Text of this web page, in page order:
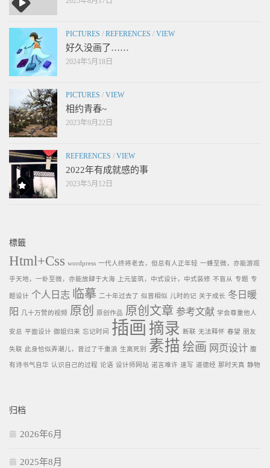
PICTURES / REFERENCES / VIEW
好久没画了……
2024年5月18日
PICTURES / VIEW
相约青春~
2023年9月22日
REFERENCES / VIEW
2022年有成就感的事
2023年5月12日
標籤
Html+Css wordpress 一代人终将老去，但总有人正年轻 一蜂至微，亦能游观
乎天地，一虲至微，亦能放肆于大海 上元鉴筑，中式设计，中式装修 不盲从 专题 专
题设计 个人日志 临摹 二十年过去了 似曾相似 儿时的记 关于成长 冬日暖
阳
几十万赞的视频 原创 原创作品 原创文章 参考文献 学会尊重他人
安总 平面设计 御姐归来 忘记时间 插画 摘录 断联 无法释怀 春望 朋友
失联 此身恰似弄潮儿，曾过了千重浪 生离死别 素描 绘画 网页设计 腹
有诗书气自华 认识自己的过程 论语 设计师网站 诺言难许 速写 道德经 那时天真 静物
归档
2026年6月
2025年8月